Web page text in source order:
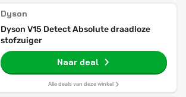
Dyson
Dyson V15 Detect Absolute draadloze
stofzuiger
Naar deal
Alle deals van deze winkel